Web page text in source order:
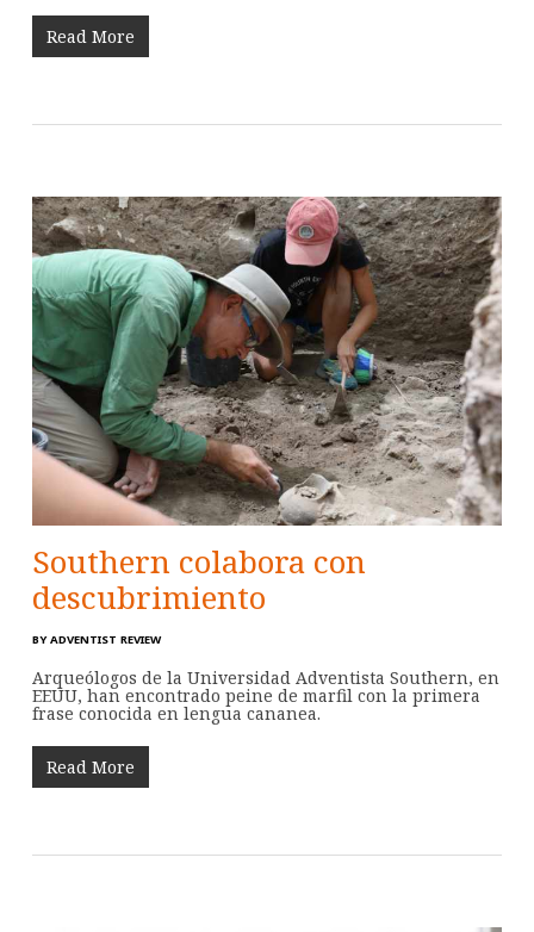
Read More
Southern colabora con
descubrimiento
BY ADVENTIST REVIEW
Arqueólogos de la Universidad Adventista Southern, en
EEUU, han encontrado peine de marfil con la primera
frase conocida en lengua cananea.
Read More